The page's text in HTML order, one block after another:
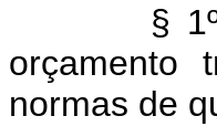
§ 1º O
orçamento
normas de